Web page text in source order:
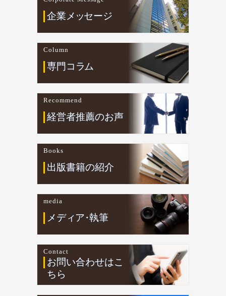
企業メ ッセージ
Column
専門コ ラム
Recommend
経営者推薦のお声
Books
出版書籍の紹介
media
メディア・執筆
Contact
お問い合わせはこ
ちら